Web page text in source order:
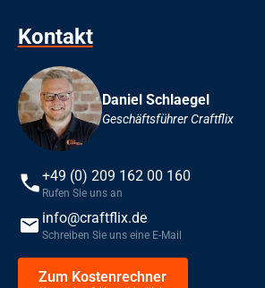
Kontakt
Daniel Schlaegel
Geschäftsführer Craftflix
+49 (0) 209 162 00 160
Rufen Sie uns an
info@craftflix.de
Schreiben Sie uns eine E-Mail
Zum Kostenrechner